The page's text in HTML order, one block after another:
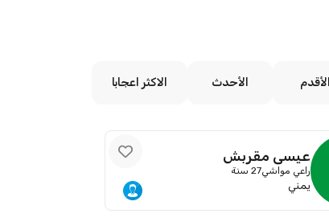
الأقدم الأحدث الاكثر اعجابا
عيسى مقربش
راعي مواشي27 سنة
يمني